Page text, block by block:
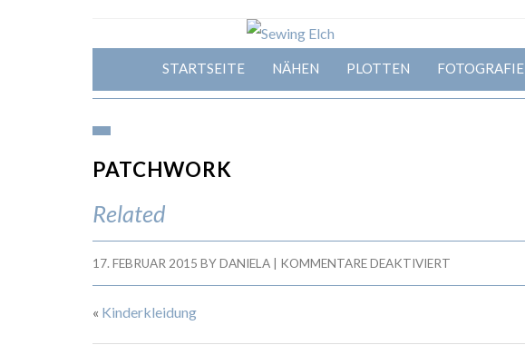
STARTSEITE NÄHEN PLOTTEN FOTOGRAFIE
PATCHWORK
Related
17. FEBRUAR 2015 BYDANIELA KOMMENTARE DEAKTIVIERT
« Kinderkleidung